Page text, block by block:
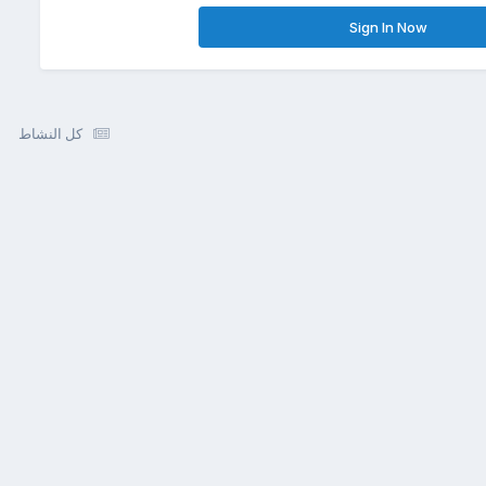
Sign In Now
كل النشاط